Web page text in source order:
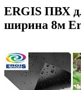
ERGIS ПВХ
ширина 8м